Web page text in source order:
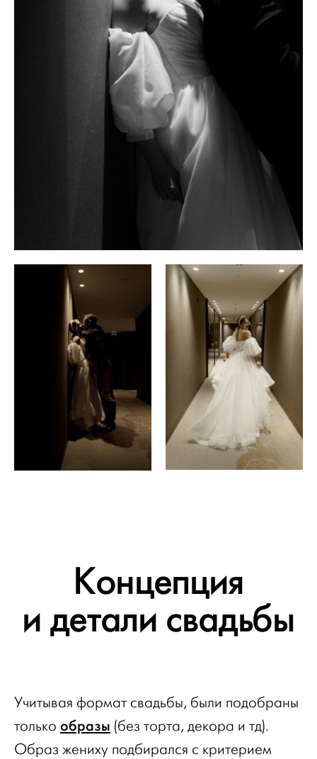
Концепция
и детали свадьбы
Учитывая формат свадьбы, были подобраны
только образы (без торта, декора и тд).
Образ жениху подбирался с критерием